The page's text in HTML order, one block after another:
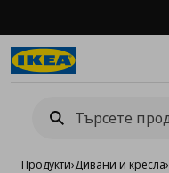
Продукти›Дивани и кресла›